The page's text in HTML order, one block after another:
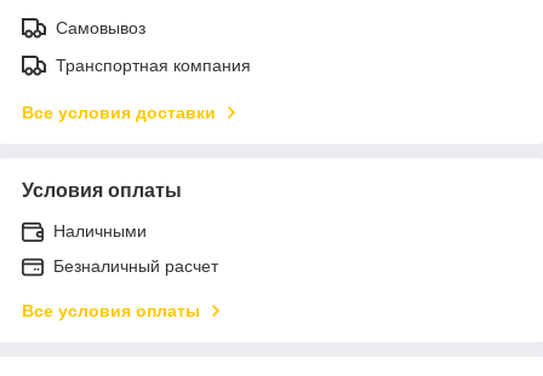
Самовывоз
Транспортная компания
Все условия доставки
Условия оплаты
Наличными
Безналичный расчет
Все условия оплаты